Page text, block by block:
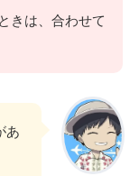
きは、合わせて
あ